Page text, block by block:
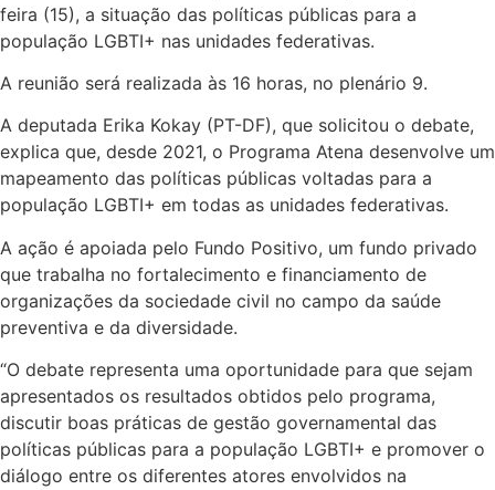
feira (15), a situação das políticas públicas para a
população LGBTI+ nas unidades federativas.
A reunião será realizada às 16 horas, no plenário 9.
A deputada Erika Kokay (PT-DF), que solicitou o debate,
explica que, desde 2021, o Programa Atena desenvolve um
mapeamento das políticas públicas voltadas para a
população LGBTI+ em todas as unidades federativas.
A ação é apoiada pelo Fundo Positivo, um fundo privado
que trabalha no fortalecimento e financiamento de
organizações da sociedade civil no campo da saúde
preventiva e da diversidade.
“O debate representa uma oportunidade para que sejam
apresentados os resultados obtidos pelo programa,
discutir boas práticas de gestão governamental das
políticas públicas para a população LGBTI+ e promover o
diálogo entre os diferentes atores envolvidos na